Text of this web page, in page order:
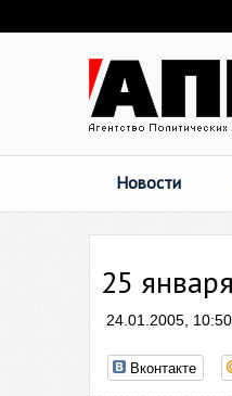
Новости
25
24.01.2005, 10:50,
Вконтакте